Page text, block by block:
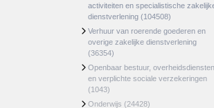
activiteiten en specialistische
dienstverlening (104508)
Verhuur van roerende goederen en
overige zakelijke dienstverlening
(36354)
Openbaar bestuur, overheidsdiensten
en verplichte sociale verzekeringen
(1043)
Onderwijs (24428)